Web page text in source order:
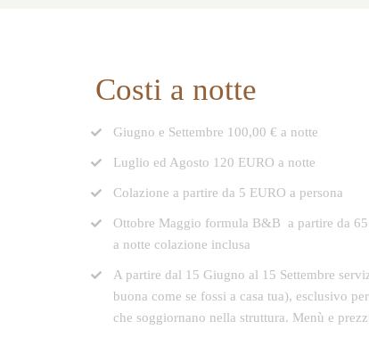
Costi a notte
Giugno e Settembre 100,00 € a notte
Luglio ed Agosto 120 EURO a notte
Colazione a partire da 5 EURO a persona
Ottobre Maggio formula B&B a partire da
a notte colazione inclusa
A partire dal 15 Giugno al 15 Settembre
buona come se fossi a casa tua), esclusivo
che soggiornano nella struttura. Menù e